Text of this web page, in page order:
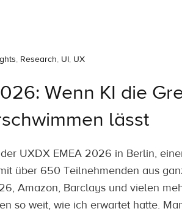
, Research, UI, UX
Wenn KI die
lässt
UXDX EMEA 2026 in Berlin,
über 650 Teilnehmenden aus
Amazon, Barclays und vielen
so weit, wie ich erwartet hatte.